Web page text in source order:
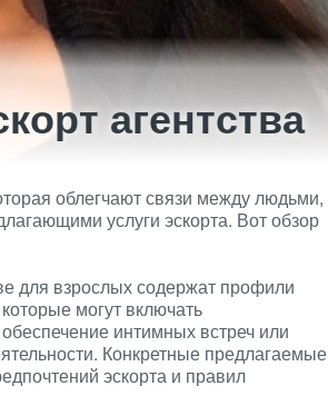
агентства
облегчают связи между людьми,
услуги эскорта. Вот обзор
для взрослых содержат профили
могут включать
интимных встреч или
Конкретные предлагаемые
эскорта и правил